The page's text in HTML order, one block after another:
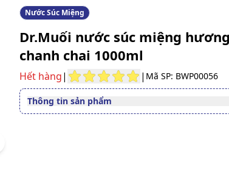
Nước Súc Miệng
Dr.Muối nước súc miệng
chanh chai 1000ml
Hết hàng| | Mã SP: BWP00056
Thông tin sản phẩm